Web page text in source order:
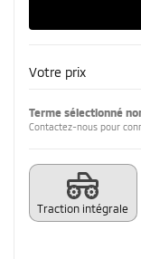
Votre prix
Terme sélectionné
Contactez-nous pour
Traction intégrale